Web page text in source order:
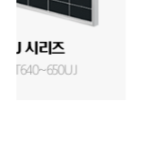
시리즈